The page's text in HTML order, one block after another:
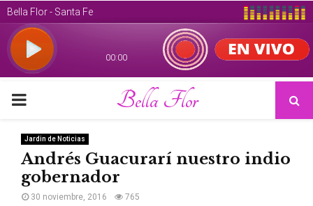
PRIMARY
MENU
Bella Flor
Jardin de Noticias
Andrés Guacurarí nuestro indio
gobernador
30 noviembre, 2016 765